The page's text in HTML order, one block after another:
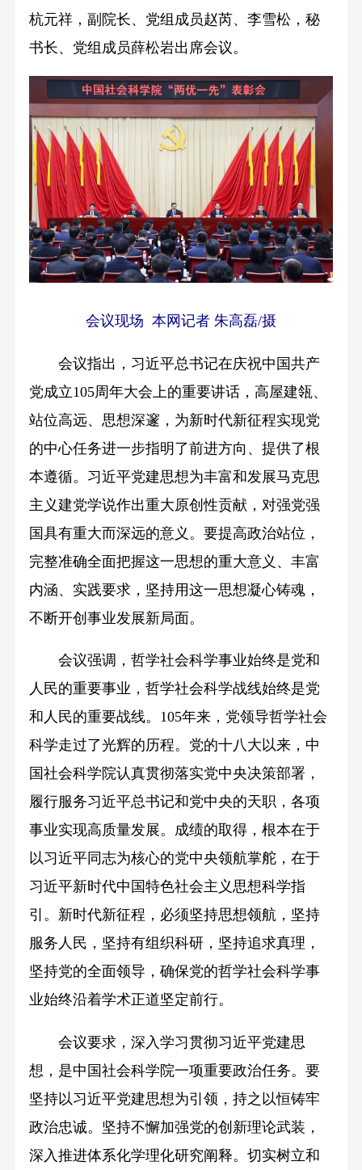
杭元祥，副院长、党组成员赵芮、李雪松，秘
书长、党组成员薛松岩出席会议。
会议现场 本网记者 朱高磊/摄
会议指出，习近平总书记在庆祝中国共产
党成立105周年大会上的重要讲话，高屋建瓴、
站位高远、思想深邃，为新时代新征程实现党
的中心任务进一步指明了前进方向、提供了根
本遵循。习近平党建思想为丰富和发展马克思
主义建党学说作出重大原创性贡献，对强党强
国具有重大而深远的意义。要提高政治站位，
完整准确全面把握这一思想的重大意义、丰富
内涵、实践要求，坚持用这一思想凝心铸魂，
不断开创事业发展新局面。
会议强调，哲学社会科学事业始终是党和
人民的重要事业，哲学社会科学战线始终是党
和人民的重要战线。105年来，党领导哲学社会
科学走过了光辉的历程。党的十八大以来，中
国社会科学院认真贯彻落实党中央决策部署，
履行服务习近平总书记和党中央的天职，各项
事业实现高质量发展。成绩的取得，根本在于
以习近平同志为核心的党中央领航掌舵，在于
习近平新时代中国特色社会主义思想科学指
引。新时代新征程，必须坚持思想领航，坚持
服务人民，坚持有组织科研，坚持追求真理，
坚持党的全面领导，确保党的哲学社会科学事
业始终沿着学术正道坚定前行。
会议要求，深入学习贯彻习近平党建思
想，是中国社会科学院一项重要政治任务。要
坚持以习近平党建思想为引领，持之以恒铸牢
政治忠诚。坚持不懈加强党的创新理论武装，
深入推进体系化学理化研究阐释。切实树立和